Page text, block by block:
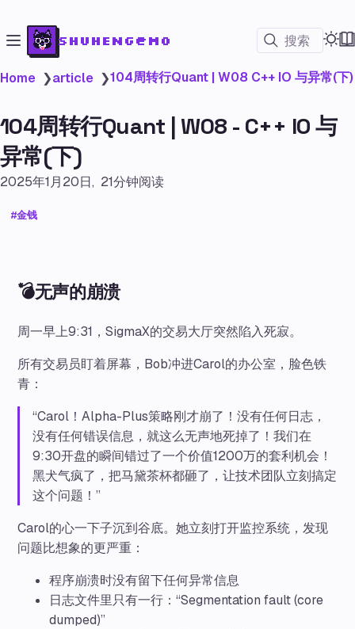
shuheng@mo 搜索
Home ❯article ❯104周转行Quant | W08 C++ IO 与异常(下)
104周转行Quant | W08 - C++ IO 与
异常(下)
2025年1月20日 21分钟阅读
金钱
💣无声的崩溃
周一早上9:31，SigmaX的交易大厅突然陷入死寂。
所有交易员盯着屏幕，Bob冲进Carol的办公室，脸色铁
青：
“Carol！Alpha-Plus策略刚才崩了！没有任何日志，
没有任何错误信息，就这么无声地死掉了！我们在
9:30开盘的瞬间错过了一个价值1200万的套利机会！
黑犬气疯了，把马黛茶杯都砸了，让技术团队立刻搞定
这个问题！”
Carol的心一下子沉到谷底。她立刻打开监控系统，发现
问题比想象的更严重：
程序崩溃时没有留下任何异常信息
日志文件里只有一行：“Segmentation fault (core
dumped)”